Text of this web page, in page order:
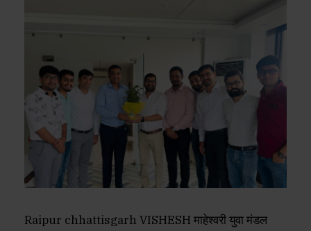
Raipur chhattisgarh VISHESH माहेश्वरी युवा मंडल